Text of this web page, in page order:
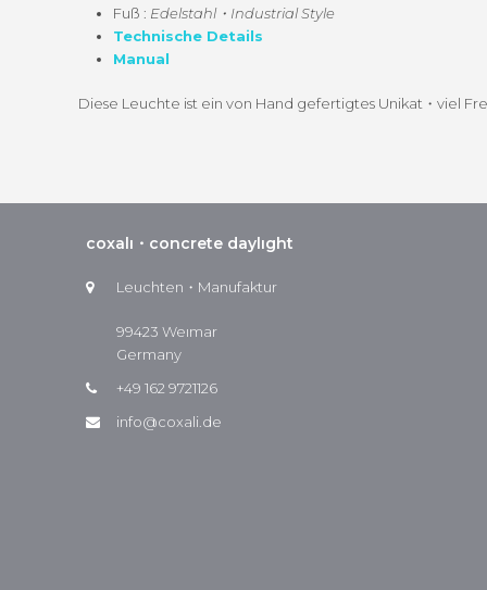
Fuß : Edelstahl・Industrial Style
Tech­nis­che Details
Man­u­al
Diese Leuchte ist ein von Hand gefer­tigtes Unikat・viel
coxalı・concrete daylıght
Leuchten・Manufaktur
99423 Weımar
Germany
+49 162 9721126
info@coxali.de